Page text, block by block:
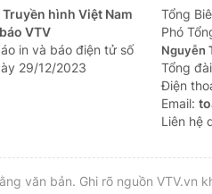
hình Việt Nam
VTV
in và báo điện tử số
29/12/2023
Tổng
Phó
Nguyễn
Tổng
Ðiện
Email:
Liên hệ
văn bản. Ghi rõ nguồn VTV.vn